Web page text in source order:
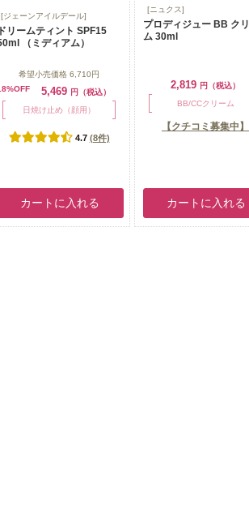
スキンケアしながら、素肌を
トーンアップする優れも...
[ジェーンアイルデール]
ドリームティント SPF15
（ミディアム）
希望小売価格 6,710円
5,469 円（税込）
日焼け止め（顔用）
4.7 (8件)
カートに入れる
潤いを与えながら、均一
象をキープ
[ニュクス]
プロディジュー BB ク
ム 30ml
2,819 円（税込）
BB/CCクリーム
【クチコミ募集中】
カートに入れる